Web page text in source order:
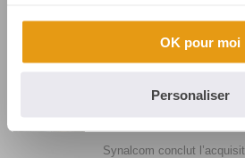
OK pour moi
Personaliser
Synalcom conclut